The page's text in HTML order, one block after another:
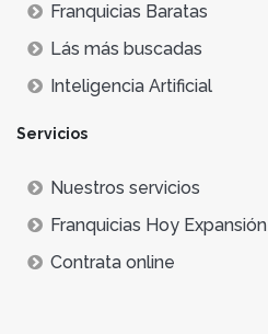
Franquicias Baratas
Lás más buscadas
Inteligencia Artificial
Servicios
Nuestros servicios
Franquicias Hoy Expansión
Contrata online